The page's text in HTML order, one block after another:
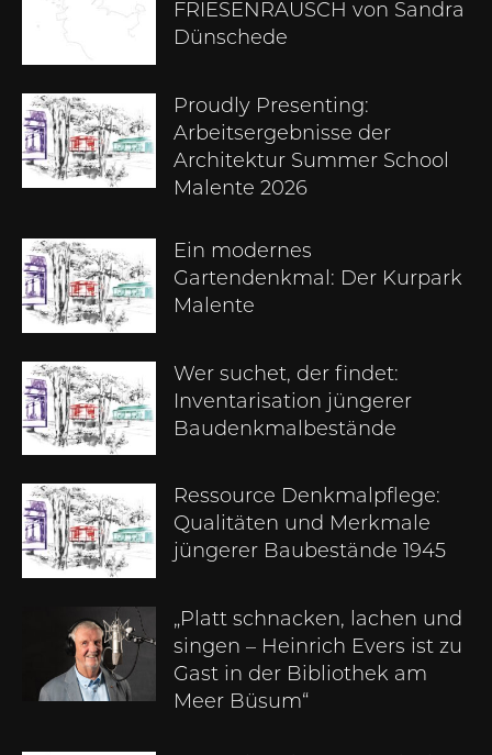
FRIESENRAUSCH von Sandra
Dünschede
Proudly Presenting:
Arbeitsergebnisse der
Architektur Summer School
Malente 2026
Ein modernes
Gartendenkmal: Der Kurpark
Malente
Wer suchet, der findet:
Inventarisation jüngerer
Baudenkmalbestände
Ressource Denkmalpflege:
Qualitäten und Merkmale
jüngerer Baubestände 1945
„Platt schnacken, lachen und
singen – Heinrich Evers ist zu
Gast in der Bibliothek am
Meer Büsum“